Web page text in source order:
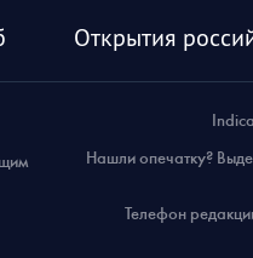
Открытия
Нашли опечатку?
Телефон